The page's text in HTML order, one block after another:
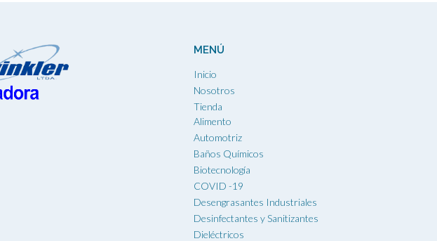
MENÚ
Inicio
Nosotros
Tienda
Alimento
Automotriz
Baños Químicos
Biotecnología
COVID -19
Desengrasantes Industriales
Desinfectantes y Sanitizantes
Dieléctricos